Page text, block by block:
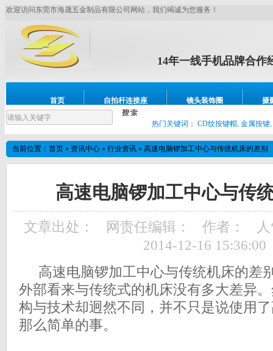
欢迎访问东莞市海晟五金制品有限公司网站，我们竭诚为您服务！
14年一线手机品牌合作
首页 自拍杆连接座 镜头装饰圈 摄
设备展示 热门关键词： CD纹按键帽, 金属按键
当前位置： 首页 » 资讯中心 » 行业资讯 » 高速电脑锣加工中心与传统机床的差别
高速电脑锣加工中心与传
文章出处： 网责任编辑： 作者：
2014-12-16 15:36:00
高速电脑锣加工中心与传统机床的差
外部看来与传统式的机床没有多大差异
构与技术却迥然不同，并不只是说使用
那么简单的事。